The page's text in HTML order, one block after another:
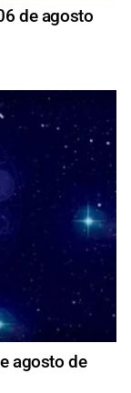
de agosto
agosto de